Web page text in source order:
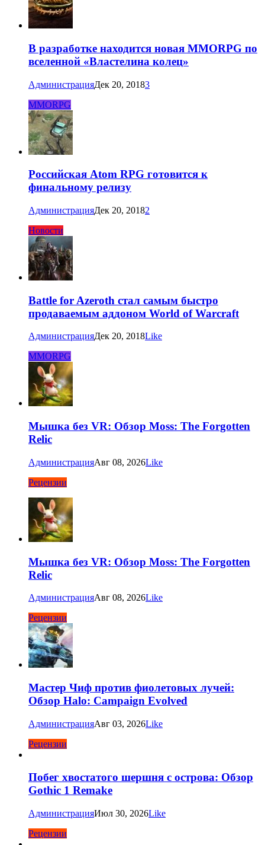
В разработке находится новая MMORPG по
вселенной «Властелина колец»
АдминистрацияДек 20, 20183
MMORPG
Российская Atom RPG готовится к
финальному релизу
АдминистрацияДек 20, 20182
Новости
Battle for Azeroth стал самым быстро
продаваемым аддоном World of Warcraft
АдминистрацияДек 20, 2018Like
MMORPG
Мышка без VR: Обзор Moss: The Forgotten
Relic
АдминистрацияАвг 08, 2026Like
Рецензии
Мышка без VR: Обзор Moss: The Forgotten
Relic
АдминистрацияАвг 08, 2026Like
Рецензии
Мастер Чиф против фиолетовых лучей:
Обзор Halo: Campaign Evolved
АдминистрацияАвг 03, 2026Like
Рецензии
Побег хвостатого шершня с острова: Обзор
Gothic 1 Remake
АдминистрацияИюл 30, 2026Like
Рецензии